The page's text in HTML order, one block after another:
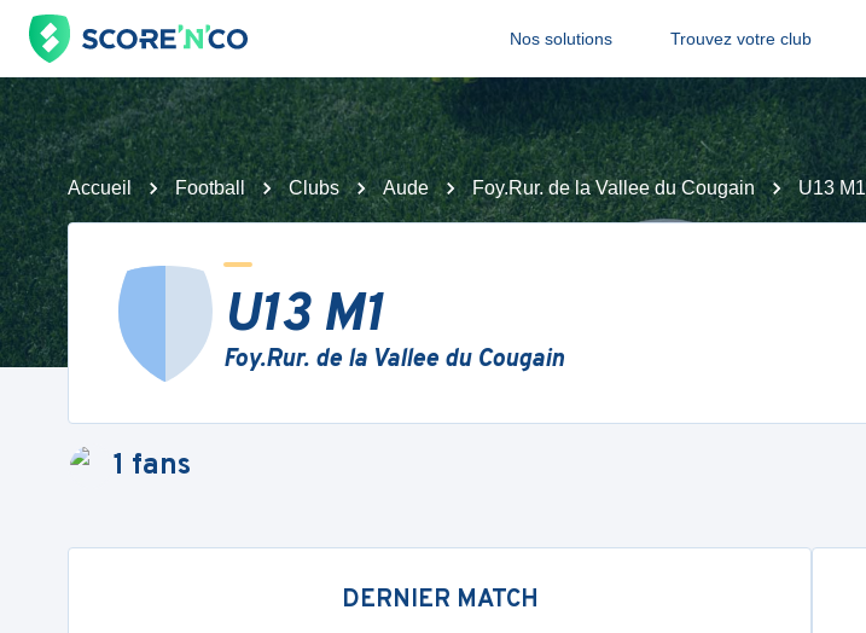
Nos solutions Trouvez votre club
Accueil Football Clubs Aude Foy.Rur. de la Vallee du Cougain U13 M1
U13 M1
Foy.Rur. de la Vallee du Cougain
1 fans
DERNIER MATCH